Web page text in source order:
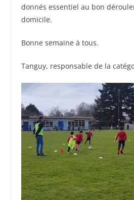
donnés essentiel au bon
domicile.
Bonne semaine à tous.
Tanguy, responsable de la